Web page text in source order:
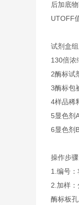
后加底
UTOFF
试剂盒
130倍浓
2酶标试
3酶标包
4样品稀
5显色剂
6显色剂
操作步骤
1.编号
2.加样
酶标板